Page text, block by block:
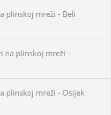
plinskoj mreži - Beli
na plinskoj mreži -
plinskoj mreži - Osijek